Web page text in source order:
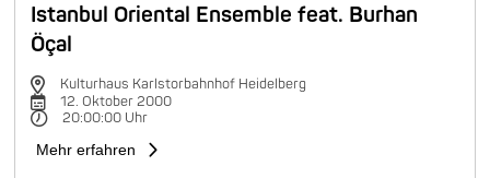
Istanbul Oriental Ensemble feat. Burhan
Öçal
Kulturhaus Karlstorbahnhof Heidelberg
12. Oktober 2000
20:00:00 Uhr
Mehr erfahren